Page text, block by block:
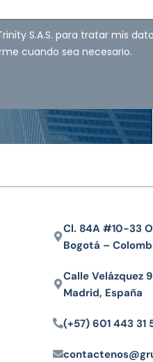
S.A.S. para tratar mis
cuando sea necesario.
Cl. 84A #10-33
Bogotá –
Calle Velázquez
Madrid, España
(+57) 601 443 31